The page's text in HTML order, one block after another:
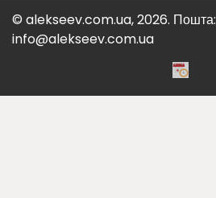
© alekseev.com.ua, 2026. Пошта:
info@alekseev.com.ua